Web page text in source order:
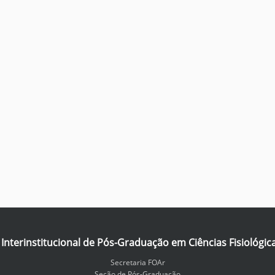
de Pós-Graduação em Ciências
Secretaria FOAr